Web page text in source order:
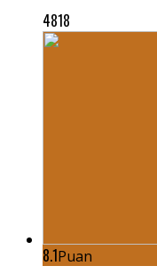
4818
8.1Puan